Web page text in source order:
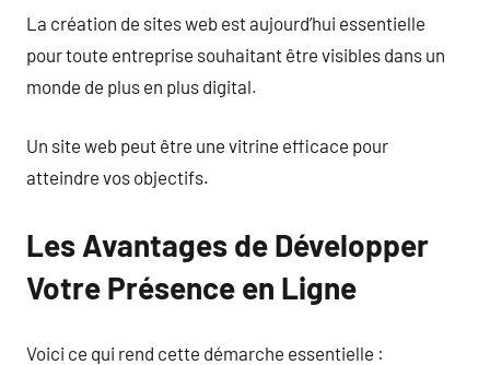
La création de sites web est aujourd’hui essentielle
pour toute entreprise souhaitant être visibles dans un
monde de plus en plus digital.
Un site web peut être une vitrine efficace pour
atteindre vos objectifs.
Les Avantages de Développer
Votre Présence en Ligne
Voici ce qui rend cette démarche essentielle :